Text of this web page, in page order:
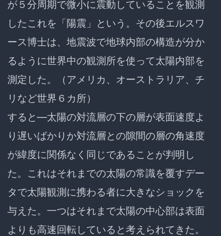
が５分周期で微小に震動していることを観測
したこれを「陽震」という。その後エルスワ
ース博士は、地震波で地球内部の構造が分か
るように世界中の観測所を使って太陽内部を
測定した。（アメリカ、オーストラリア、チ
リなど世界６カ所）
すると―太陽の対流層の下の層が表面速度よ
り遅いばかりか対流層との隙間の層の角速度
が緯度に関係なく同じであることが判明し
た。これはそれまでの太陽の常識を覆すデー
タで太陽観測に携わる者に大きなショックを
与えた。一つはそれまで太陽の中心部は表面
よりも高速回転していると考えられてきた。